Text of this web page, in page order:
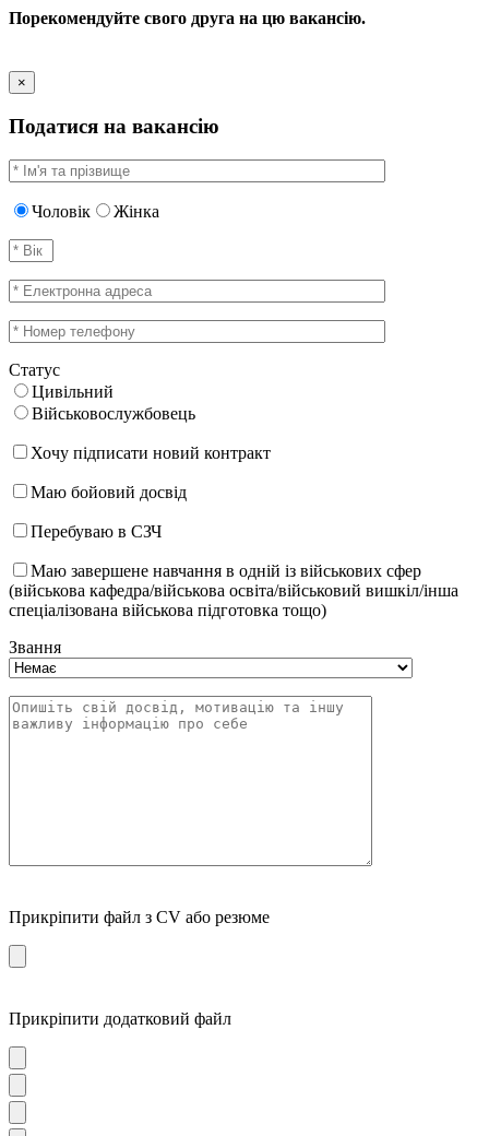
Порекомендуйте свого друга на цю вакансію.
×
Податися на вакансію
Чоловік Жінка
Статус
Цивільний
Військовослужбовець
Хочу підписати новий контракт
Маю бойовий досвід
Перебуваю в СЗЧ
Маю завершене навчання в одній із військових сфер
(військова кафедра/військова освіта/військовий вишкіл/інша
спеціалізована військова підготовка тощо)
Звання
Прикріпити файл з CV або резюме
Прикріпити додатковий файл